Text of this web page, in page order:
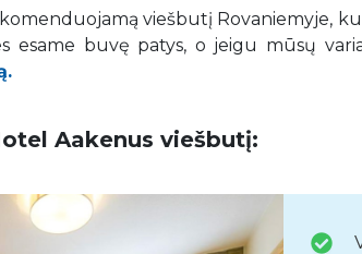
viešbutį Rovaniemyje,
esame buvę patys, o jeigu mūsų
Aakenus viešbutį: